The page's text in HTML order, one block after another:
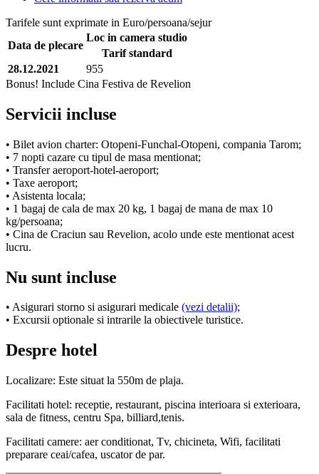
Tarifele sunt exprimate in Euro/persoana/sejur
Data de plecare
Loc in camera studio
Tarif standard
28.12.2021
955
Bonus! Include Cina Festiva de Revelion
Servicii incluse
• Bilet avion charter: Otopeni-Funchal-Otopeni, compania Tarom;
• 7 nopti cazare cu tipul de masa mentionat;
• Transfer aeroport-hotel-aeroport;
• Taxe aeroport;
• Asistenta locala;
• 1 bagaj de cala de max 20 kg, 1 bagaj de mana de max 10
kg/persoana;
• Cina de Craciun sau Revelion, acolo unde este mentionat acest
lucru.
Nu sunt incluse
• Asigurari storno si asigurari medicale (vezi detalii);
• Excursii optionale si intrarile la obiectivele turistice.
Despre hotel
Localizare: Este situat la 550m de plaja.
Facilitati hotel: receptie, restaurant, piscina interioara si exterioara,
sala de fitness, centru Spa, billiard,tenis.
Facilitati camere: aer conditionat, Tv, chicineta, Wifi, facilitati
preparare ceai/cafea, uscator de par.